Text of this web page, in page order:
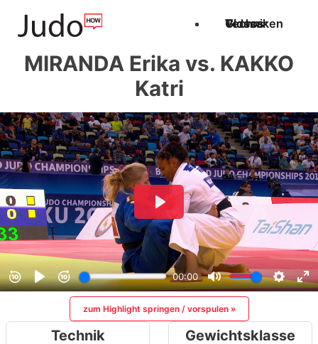
Techniken
Videos
Glossar
MIRANDA Erika vs. KAKKO
Katri
zum Highlight springen / vorspulen »
Technik Gewichtsklasse